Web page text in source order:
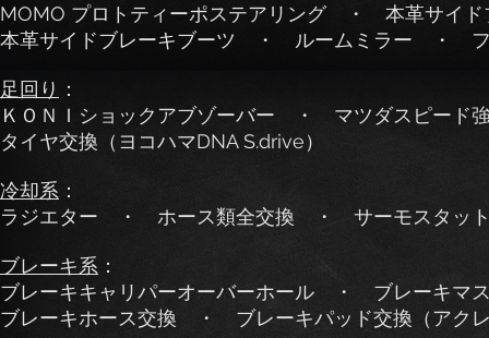
MOMO プロトティーポステアリング ・ 本革サイ
本革サイドブレーキブーツ ・ ルームミラー ・
足回り ：
ＫＯＮＩショックアブゾーバー ・ マツダスピー
タイヤ交換（ヨコハマDNA S.drive）
冷却系 ：
ラジエター ・ ホース類全交換 ・ サーモスタッ
ブレーキ系 ：
ブレーキキャリパーオーバーホール ・ ブレーキマ
ブレーキホース交換 ・ ブレーキパッド交換（アク